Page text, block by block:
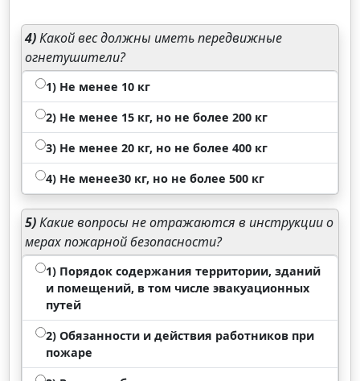
4)Какой вес должны иметь передвижные
огнетушители?
1) Не менее 10 кг
2) Не менее 15 кг, но не более 200 кг
3) Не менее 20 кг, но не более 400 кг
4) Не менее30 кг, но не более 500 кг
5)Какие вопросы не отражаются в инструкции о
мерах пожарной безопасности?
1) Порядок содержания территории, зданий
и помещений, в том числе эвакуационных
путей
2) Обязанности и действия работников при
пожаре